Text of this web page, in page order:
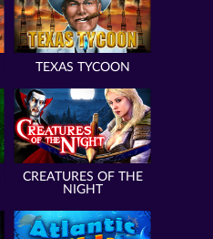
TEXAS TYCOON
CREATURES OF THE
NIGHT